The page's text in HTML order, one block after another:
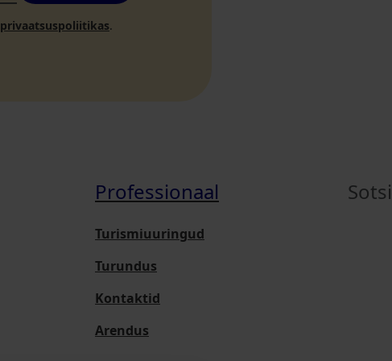
privaatsuspoliitikas.
Professionaal
Turismiuuringud
Turundus
Kontaktid
Arendus